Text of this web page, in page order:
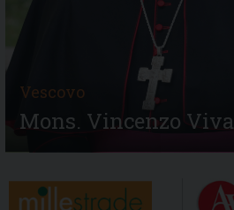
Vescovo
Mons. Vincenzo Viva